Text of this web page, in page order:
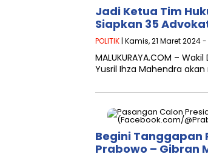
Jadi Ketua Tim
Siapkan 35
POLITIK | Kamis, 21 Maret 2024 -
MALUKURAYA.COM –
Yusril Ihza Mahendra
Begini Tanggapan
Prabowo – Gibran